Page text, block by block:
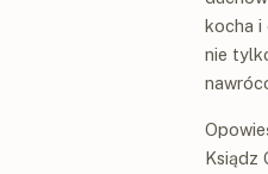
kocha i
nie
Ksiądz